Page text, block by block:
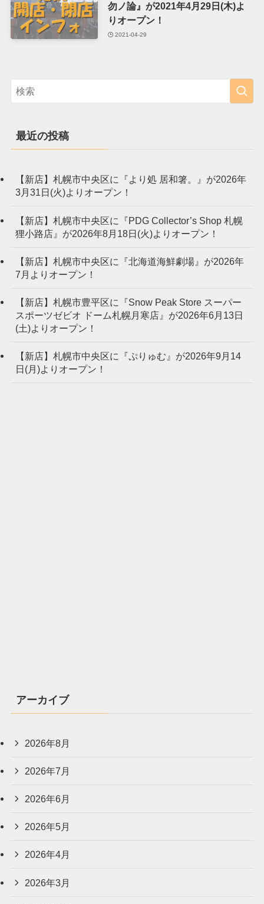
勿ノ論』が2021年4月29日(木)よ
りオープン！
2021-04-29
最近の投稿
【新店】札幌市中央区に『より処 居和箸。』が2026年
3月31日(火)よりオープン！
【新店】札幌市中央区に『PDG Collector’s Shop 札幌
狸小路店』が2026年8月18日(火)よりオープン！
【新店】札幌市中央区に『北海道海鮮劇場』が2026年
7月よりオープン！
【新店】札幌市豊平区に『Snow Peak Store スーパー
スポーツゼビオ ドーム札幌月寒店』が2026年6月13日
(土)よりオープン！
【新店】札幌市中央区に『ぷりゅむ』が2026年9月14
日(月)よりオープン！
アーカイブ
2026年8月
2026年7月
2026年6月
2026年5月
2026年4月
2026年3月